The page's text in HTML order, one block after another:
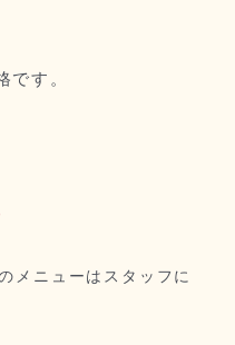
す。
メニューはスタッフに